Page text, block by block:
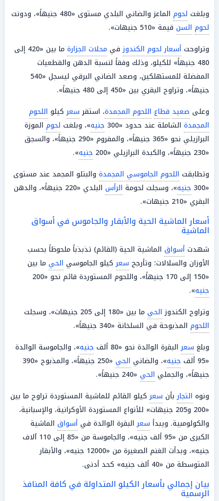
وبلغت لحوم الماعز والضاني البلدي مستوى «480 جنيهاً»، ودونت
لحوم السن قيمة «510 جنيهات».
وتراوحت أسعار لحوم الكندوزفي محلات الجزارة
ما بين «420 إلى
480 جنيهاً» للكيلو، وذلك وفقاً لنسبة الدهن والقطعيات
المفضلة للمستهلكين، وصعد الضاني البرقي ليسجل «540
جنيهاً»، وتراوح البقري بين «450 إلى 480 جنيهاً».
وعلى صعيد قطاع اللحوم المجمدة، استقرسعركيلو اللحوم
المجمدة الشاملة عند حدود «300 جنيه»، وبلغت لحوم الموزة
البرازيلي نحو «365 جنيهاً»، والمفروم «290 جنيهاً»، والسجق
«230 جنيهاً»، والكبدة البرازيلي «200
جنيه».
وتطابقت اللحوم الجاموسي المجمدة والبتلو المجمد عند مستوى
«300
جنيه»، وسجلت لحومة الرأس
البلدي «220 جنيهاً»، والدهن
البقري «210 جنيهات».
أسعار الماشية الحية والأبقار والجاموس في أسواق
الماشية
شهدت أسواق الماشية الحية (القائم) تذبذباً ملحوظاً بحسب
الأوزان والسلالات؛ وتأرجح سعركيلو الجاموسي الحي ما بين
«150 إلى 170 جنيهاً»، واللحوم المستوردة قائم نحو «200
جنيه».
وتراوح الكندوزالحي ما بين «180 إلى 205 جنيهات»، وسجلت
اللحوم المذبوحة في السلخانة «340 جنيهاً».
وبلغ سعرالبقرة الوالدة نحو «80 ألف جنيه»، والجاموسة الوالدة
«95 ألف
جنيه»، والضاني الحي
«250 جنيهاً»، والمذبوح «390
جنيهاً»، والجملي الحي «240 جنيهاً».
ونوه التجاربأن سعركيلو القائم للماشية المستوردة تراوح ما بين
«200 و205 جنيهات» للأنواع المستوردة الأوكرانية، والإسبانية،
والكولومبية. ويبدأ سعرالبقرة الوالدة في أسواق الماشية
الكبرى من «95 ألف جنيه»، والجاموسة من «85 إلى 110 آلاف
جنيه»، وبدأت الغنم الصغيرة من «12000 جنيه»، والأبقار
المتوسطة من «40 ألف جنيه» كحد أدنى.
بيان إجمالي بأسعار الكيلو المتداولة في كافة المنافذ
الرسمية